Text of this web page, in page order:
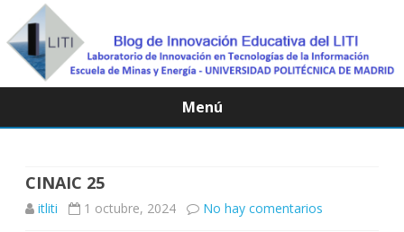
Menú
Saltar
CINAIC 25
itliti 1 octubre, 2024 No hay comentarios